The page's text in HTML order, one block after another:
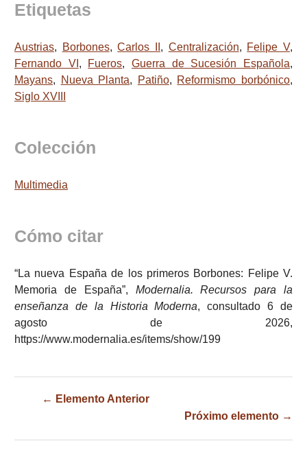
Etiquetas
Austrias, Borbones,Carlos II , Centralización, Felipe V,
Fernando VI , Fueros,Guerra de Sucesión Española,
Mayans, Nueva Planta, Patiño, Reformismo borbónico,
Siglo XVIII
Colección
Multimedia
Cómo citar
“La nueva España de los primeros Borbones: Felipe V.
Memoria de España”, Modernalia. Recursos para la
enseñanza de la Historia Moderna, consultado 6 de
agosto de 2026,
https://www.modernalia.es/items/show/199
← Elemento Anterior
Próximo elemento →